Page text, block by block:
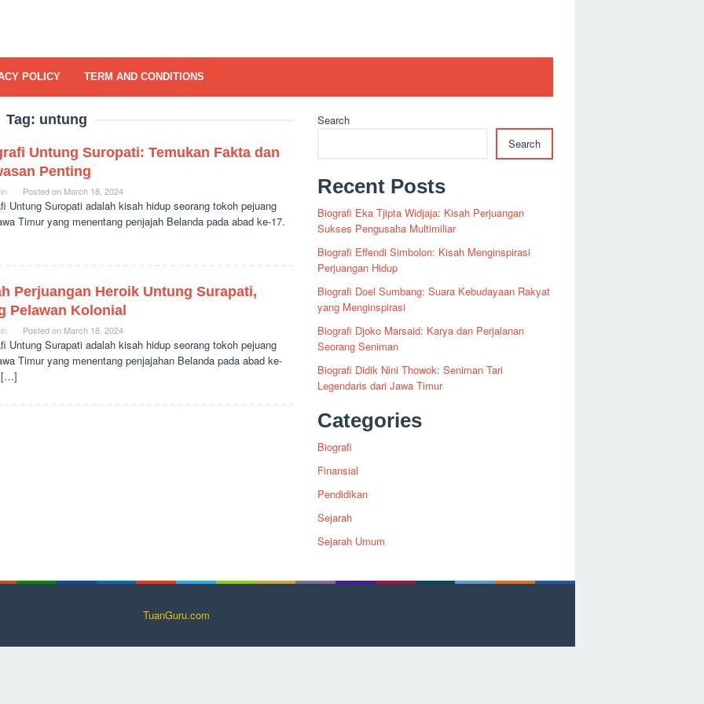
POLICY TERM AND CONDITIONS
Tag: untung
Untung Suropati: Temukan Fakta dan
Penting
Posted on March 18, 2024
Untung Suropati adalah kisah hidup seorang tokoh pejuang
Timur yang menentang penjajah Belanda pada abad ke-17.
Perjuangan Heroik Untung Surapati,
Pelawan Kolonial
Posted on March 18, 2024
Untung Surapati adalah kisah hidup seorang tokoh pejuang
Timur yang menentang penjajahan Belanda pada abad ke-
[…]
Search
Search
Recent Posts
Biografi Eka Tjipta Widjaja: Kisah Perjuangan
Sukses Pengusaha Multimiliar
Biografi Effendi Simbolon: Kisah Menginspirasi
Perjuangan Hidup
Biografi Doel Sumbang: Suara Kebudayaan Rakyat
yang Menginspirasi
Biografi Djoko Marsaid: Karya dan Perjalanan
Seorang Seniman
Biografi Didik Nini Thowok: Seniman Tari
Legendaris dari Jawa Timur
Categories
Biografi
Finansial
Pendidikan
Sejarah
Sejarah Umum
TuanGuru.com